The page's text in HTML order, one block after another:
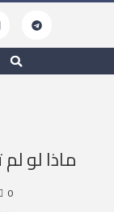
ماذا لو
0